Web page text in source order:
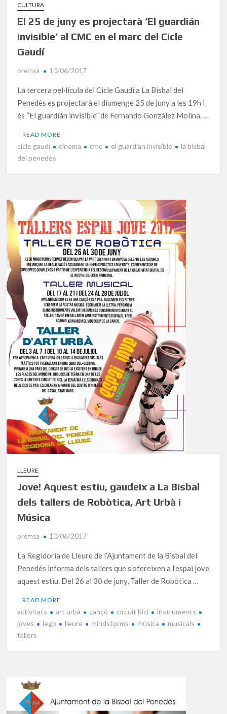
CULTURA
El 25 de juny es projectarà ‘El guardián
invisible’ al CMC en el marc del Cicle
Gaudí
premsa 10/06/2017
La tercera pel·lícula del Cicle Gaudí a La Bisbal del
Penedès es projectarà el diumenge 25 de juny a les 19h i
és “El guardián invisible” de Fernando González Molina. …
READ MORE
cicle gaudí cinema cmc el guardian invisible
la bisbal
del penedès
LLEURE
Jove! Aquest estiu, gaudeix a La Bisbal
dels tallers de Robòtica, Art Urbà i
Música
premsa 10/06/2017
La Regidoria de Lleure de l’Ajuntament de la Bisbal del
Penedès informa dels tallers que s’ofereixen a l’espai jove
aquest estiu. Del 26 al 30 de juny, Taller de Robòtica …
READ MORE
activitats art urbà cançó circuit bici
instruments
joves
lego lleure mindstorms música
musicals
tallers